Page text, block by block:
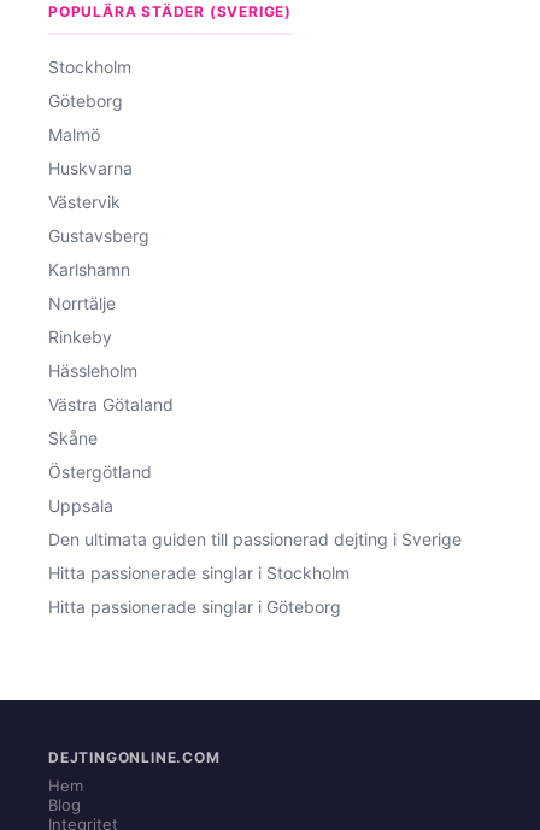
POPULÄRA STÄDER (SVERIGE)
Stockholm
Göteborg
Malmö
Huskvarna
Västervik
Gustavsberg
Karlshamn
Norrtälje
Rinkeby
Hässleholm
Västra Götaland
Skåne
Östergötland
Uppsala
Den ultimata guiden till passionerad dejting i Sverige
Hitta passionerade singlar i Stockholm
Hitta passionerade singlar i Göteborg
DEJTINGONLINE.COM
Hem
Blog
Integritet